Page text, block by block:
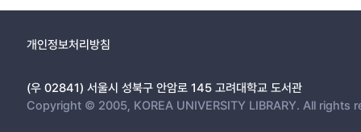
개인정보처리방침
(우 02841) 서울시 성북구 안암로 145 고려대학교 도서관
Copyright © 2005, KOREA UNIVERSITY LIBRARY. All rights